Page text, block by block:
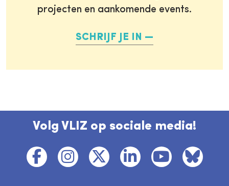
projecten en aankomende events.
SCHRIJF JE IN
Volg VLIZ op sociale media!